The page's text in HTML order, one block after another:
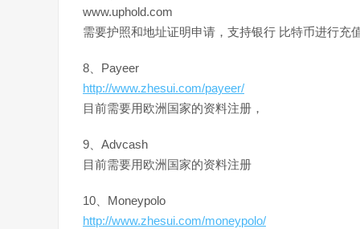
www.uphold.com
需要护照和地址证明申请，支持银行 比特币进行充
8、Payeer
http://www.zhesui.com/payeer/
目前需要用欧洲国家的资料注册，
9、Advcash
目前需要用欧洲国家的资料注册
10、Moneypolo
http://www.zhesui.com/moneypolo/